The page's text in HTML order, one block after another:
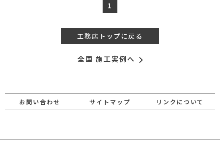
1
工務店トップに戻る
全国 施工実例へ
お問い合わせ サイトマップ リンクについて